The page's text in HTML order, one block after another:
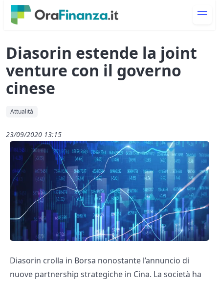
Diasorin estende la joint
venture con il governo
cinese
Attualità
23/09/2020 13:15
Diasorin crolla in Borsa nonostante l’annuncio di
nuove partnership strategiche in Cina. La società ha